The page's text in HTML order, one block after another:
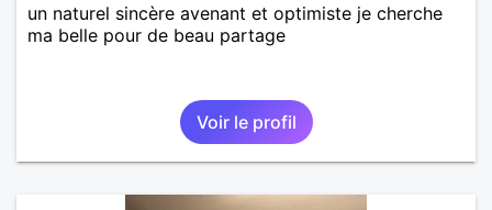
un naturel sincère avenant et optimiste je cherche
ma belle pour de beau partage
Voir le profil